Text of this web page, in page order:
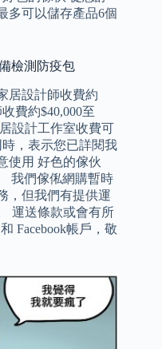
多可以儲存產品6個
檢測防疫包
居設計師收費約
費約$40,000至
設計工作室收費可
，表示您已詳閱我
使用 好色的傢伙
我們傢俬網購暫時
，但我們有提供運
運送條款或會有所
Facebook帳戶，敬